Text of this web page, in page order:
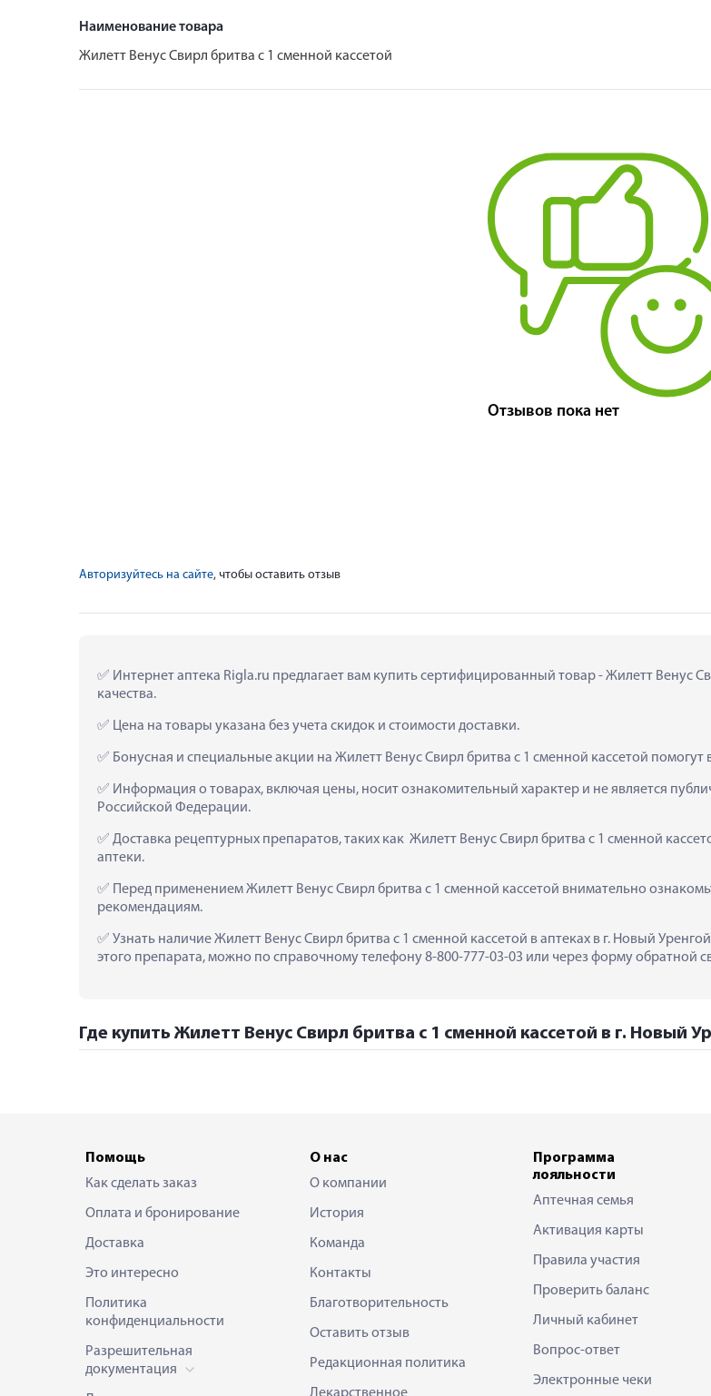
Наименование товара
Жилетт Венус Свирл бритва с 1 сменной кассетой
Отзывов пока нет
Авторизуйтесь на сайте, чтобы оставить отзыв
Интернет аптека Rigla.ru предлагает вам купить сертифицированный товар - Жилетт Венус
качества.
Цена на товары указана без учета скидок и стоимости доставки.
Бонусная и специальные акции на Жилетт Венус Свирл бритва с 1 сменной кассетой помогут
Информация о товарах, включая цены, носит ознакомительный характер и не является
Российской Федерации.
Доставка рецептурных препаратов, таких как  Жилетт Венус Свирл бритва с 1 сменной
аптеки.
Перед применением Жилетт Венус Свирл бритва с 1 сменной кассетой внимательно
рекомендациям.
Узнать наличие Жилетт Венус Свирл бритва с 1 сменной кассетой в аптеках в г. Новый
этого препарата, можно по справочному телефону 8-800-777-03-03 или через форму обратной
Где купить Жилетт Венус Свирл бритва с 1 сменной кассетой в г. Новый
Помощь
Как сделать заказ
Оплата и бронирование
Доставка
Это интересно
Политика
конфиденциальности
Разрешительная
документация
О нас
О компании
История
Команда
Контакты
Благотворительность
Оставить отзыв
Редакционная политика
Программа
лояльности
Аптечная семья
Активация карты
Правила участия
Проверить баланс
Личный кабинет
Вопрос-ответ
Электронные чеки